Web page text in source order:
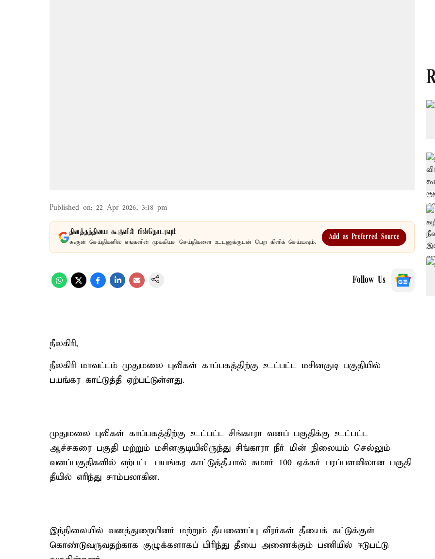
Published on: 22 Apr 2026, 3:18 pm
தினத்தந்தியை கூகுளில் பின்தொடரவும்
கூகுள் செய்திகளில் எங்களின் முக்கியச் செய்திகளை உடனுக்குடன் பெற கிளிக் செய்யவும்.
Add as Preferred Source
Follow Us
நீலகிரி,
நீலகிரி மாவட்டம் முதுமலை புலிகள் காப்பகத்திற்கு உட்பட்ட மசினகுடி பகுதியில்
பயங்கர காட்டுத்தீ ஏற்பட்டுள்ளது.
முதுமலை புலிகள் காப்பகத்திற்கு உட்பட்ட சிங்காரா வனப் பகுதிக்கு உட்பட்ட
ஆச்சகரை பகுதி மற்றும் மசினகுடியிலிருந்து சிங்காரா நீர் மின் நிலையம் செல்லும்
வனப்பகுதிகளில் எற்பட்ட பயங்கர காட்டுத்தீயால் சுமார் 100 ஏக்கர் பரப்பளவிலான பகுதி
தீயில் எரிந்து சாம்பலாகின.
இந்நிலையில் வனத்துறையினர் மற்றும் தீயணைப்பு வீரர்கள் தீயைக் கட்டுக்குள்
கொண்டுவருவதற்காக குழுக்களாகப் பிரிந்து தீயை அணைக்கும் பணியில் ஈடுபட்டு